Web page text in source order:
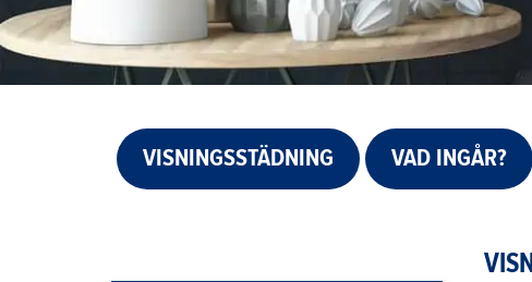
VISNINGSSTÄDNING VAD INGÅR?